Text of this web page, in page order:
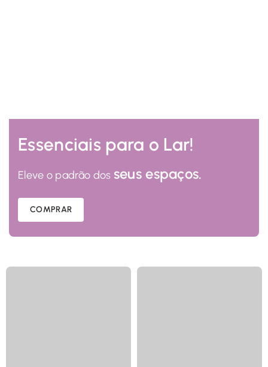
Essenciais para o Lar!
Eleve o padrão dos seus espaços.
COMPRAR